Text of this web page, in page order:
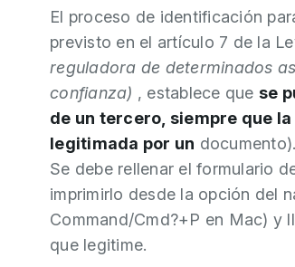
El proceso de identificación
previsto en el artículo 7 de la
reguladora de determinados
confianza) , establece que se
de un tercero, siempre que
legitimada por un documento).
Se debe rellenar el formulario
imprimirlo desde la opción del
Command/Cmd?+P en Mac) y
que legitime.